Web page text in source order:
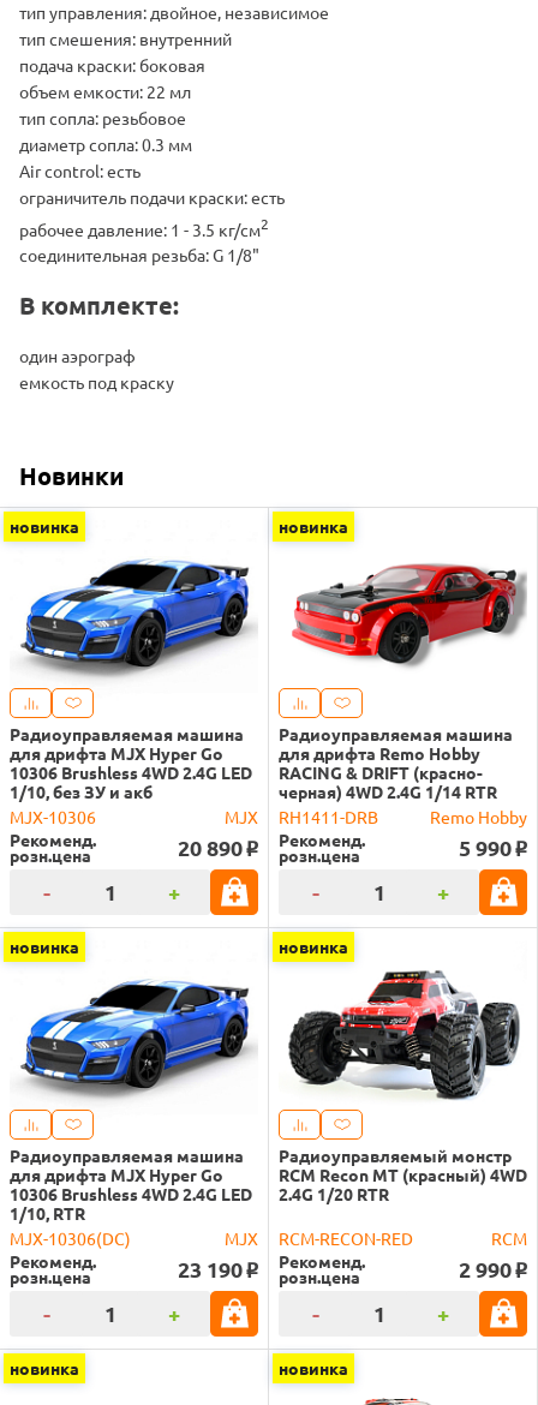
тип управления: двойное, независимое
тип смешения: внутренний
подача краски: боковая
объем емкости: 22 мл
тип сопла: резьбовое
диаметр сопла: 0.3 мм
Air control: есть
ограничитель подачи краски: есть
рабочее давление: 1 - 3.5 кг/см2
соединительная резьба: G 1/8"
В комплекте:
один аэрограф
емкость под краску
Новинки
новинка
Радиоуправляемая машина
для дрифта MJX Hyper Go
10306 Brushless 4WD 2.4G LED
1/10, без ЗУ и акб
MJX-10306
MJX
Рекоменд.
розн.цена 20 890 o
- +
новинка
Радиоуправляемая машина
для дрифта Remo Hobby
RACING & DRIFT (красно-
черная) 4WD 2.4G 1/14 RTR
RH1411-DRB
Remo Hobby
Рекоменд.
розн.цена 5 990 o
- +
новинка
Радиоуправляемая машина
для дрифта MJX Hyper Go
10306 Brushless 4WD 2.4G LED
1/10, RTR
MJX-10306(DC)
MJX
Рекоменд.
розн.цена 23 190 o
- +
новинка
Радиоуправляемый монстр
RCM Recon MT (красный) 4WD
2.4G 1/20 RTR
RCM-RECON-RED
RCM
Рекоменд.
розн.цена 2 990 o
- +
новинка новинка